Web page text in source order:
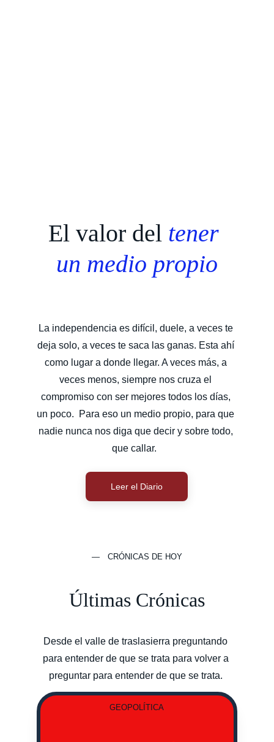
Leer el Diario
El valor del tener
un medio propio
La independencia es difícil, duele, a veces te
deja solo, a veces te saca las ganas. Esta ahí
como lugar a donde llegar. A veces más, a
veces menos, siempre nos cruza el
compromiso con ser mejores todos los días,
un poco.  Para eso un medio propio, para que
nadie nunca nos diga que decir y sobre todo,
que callar.
— CRÓNICAS DE HOY
Últimas Crónicas
Desde el valle de traslasierra preguntando
para entender de que se trata para volver a
preguntar para entender de que se trata.
GEOPOLÍTICA